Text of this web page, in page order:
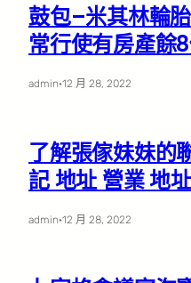
鼓包–米其林輪
常行使有房產餘
admin·12 月 28, 2022
了解張傢妹妹的
記 地址 營業 地
admin·12 月 28, 2022